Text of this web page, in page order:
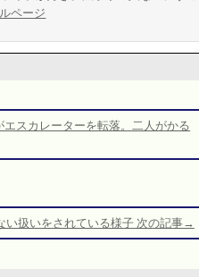
ページ
スカレーターを転落。二人がかる
い扱いをされている様子 次の記事→